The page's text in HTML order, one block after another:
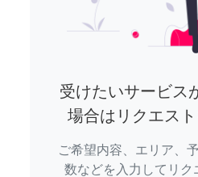
受けたいサービス
場合はリクエス
ご希望内容、エリア、
数などを入力してリク